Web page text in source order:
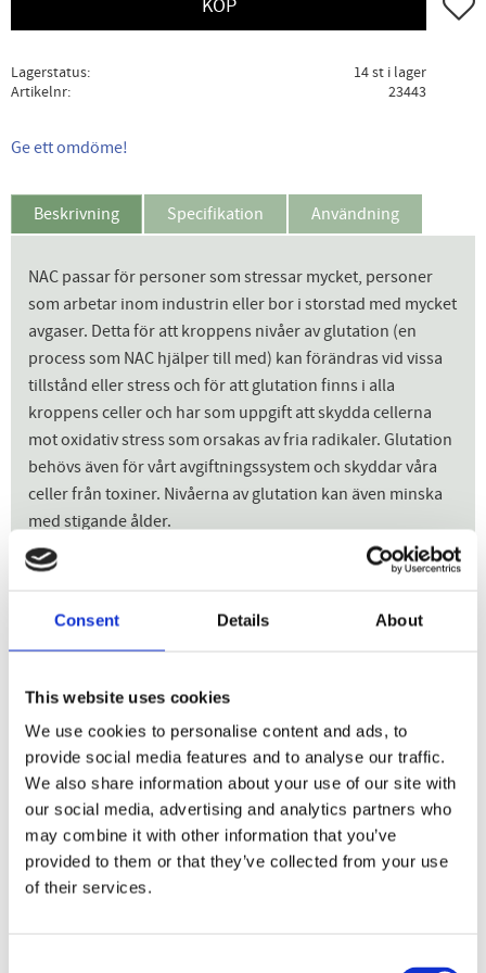
Consent Details About
This website uses cookies
We use cookies to personalise content and ads, to
provide social media features and to analyse our traffic.
We also share information about your use of our site with
our social media, advertising and analytics partners who
may combine it with other information that you’ve
provided to them or that they’ve collected from your use
of their services.
KÖP
Lagerstatus
14 st i lager
Artikelnr
23443
Ge ett omdöme!
Beskrivning Specifikation Användning
NAC passar för personer som stressar mycket, personer
som arbetar inom industrin eller bor i storstad med mycket
avgaser. Detta för att kroppens nivåer av glutation (en
process som NAC hjälper till med) kan förändras vid vissa
tillstånd eller stress och för att glutation finns i alla
kroppens celler och har som uppgift att skydda cellerna
mot oxidativ stress som orsakas av fria radikaler. Glutation
behövs även för vårt avgiftningssystem och skyddar våra
celler från toxiner. Nivåerna av glutation kan även minska
med stigande ålder.
Den särskilda formen NAC är intressant för att det är en
Aminosyrorna cystein, glycin och glutamin behövs för
NAC är förkortningen på aminosyran N-acetylcystein. N-
acetylcystein är en form av aminosyran cystein. Cystein är
en svavelbärande aminosyra och finns naturligt i kroppen.
Cystein finns i större mängd i bland annat hår, hud och
bindväv där det fungerar uppbyggande. Cystein är till
exempel viktig när ny hud bildas och minimerar risken för
att fria radikalers reaktioner som får huden att åldras.
Cystein bidrar även till friskt hår. Cystein är även viktig för